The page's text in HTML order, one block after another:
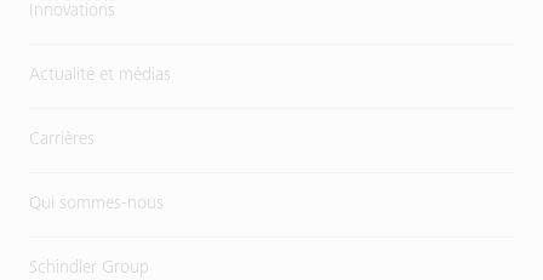
Innovations
Actualité et médias
Carrières
Qui sommes-nous
Schindler Group